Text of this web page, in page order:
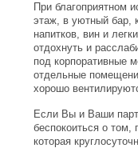
При благоприятном
этаж, в уютный бар,
напитков, вин и
отдохнуть и
под корпоративные
отдельные
хорошо
Если Вы и Ваши
беспокоиться о том,
которая